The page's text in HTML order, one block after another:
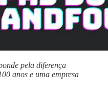
pela diferença
anos e uma empresa